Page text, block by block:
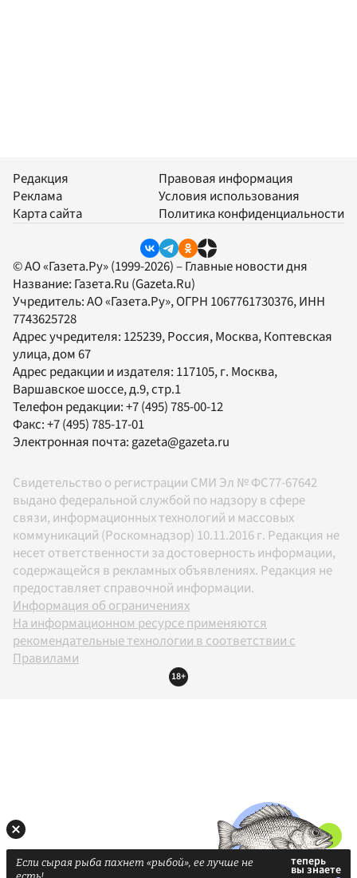
Редакция
Реклама
Карта сайта
Правовая информация
Условия использования
Политика конфиденциальности
© АО «Газета.Ру» (1999-2026) – Главные новости дня
Название: Газета.Ru (Gazeta.Ru)
Учредитель:АО «Газета.Ру», ОГРН 1067761730376, ИНН
7743625728
Адрес учредителя: 125239, Россия, Москва, Коптевская
улица, дом 67
Адрес редакции и издателя: 117105, г. Москва,
Варшавское шоссе, д.9, стр.1
Телефон редакции:+7 (495) 785-00-12
Факс:+7 (495) 785-17-01
Электронная почта:gazeta@gazeta.ru
Свидетельство о регистрации СМИ Эл № ФС77-67642
выдано федеральной службой по надзору в сфере
связи, информационных технологий и массовых
коммуникаций (Роскомнадзор) 10.11.2016 г. Редакция не
несет ответственности за достоверность информации,
содержащейся в рекламных объявлениях. Редакция не
предоставляет справочной информации.
Информация об ограничениях
На информационном ресурсе применяются
рекомендательные технологии в соответствии с
Правилами
18+
Если сырая рыба пахнет «рыбой», ее лучше не